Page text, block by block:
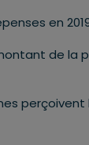
en
de la
perçoivent